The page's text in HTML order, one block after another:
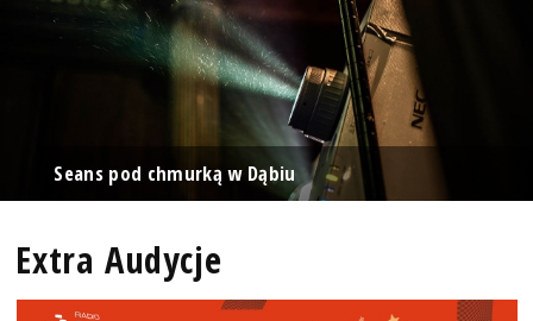
Seans pod chmurką w Dąbiu
Extra Audycje